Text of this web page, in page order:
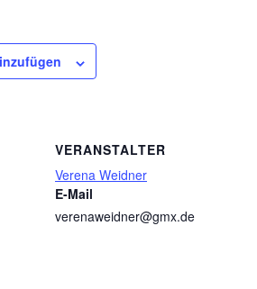
VERANSTALTER
Verena Weidner
E-Mail
verenaweidner@gmx.de